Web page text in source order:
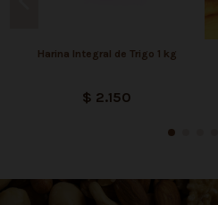
Harina Integral de Trigo 1 kg
$ 2.150